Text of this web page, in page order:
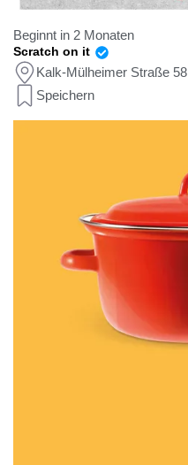
Beginnt in 2 Monaten
Scratch on it
Kalk-Mülheimer Straße 58
Speichern